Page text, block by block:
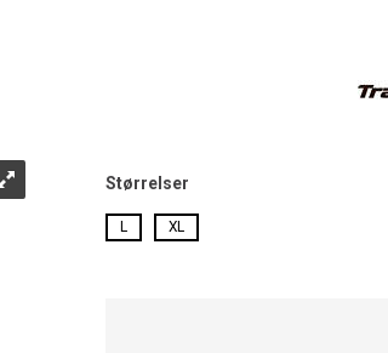
Størrelser
L XL